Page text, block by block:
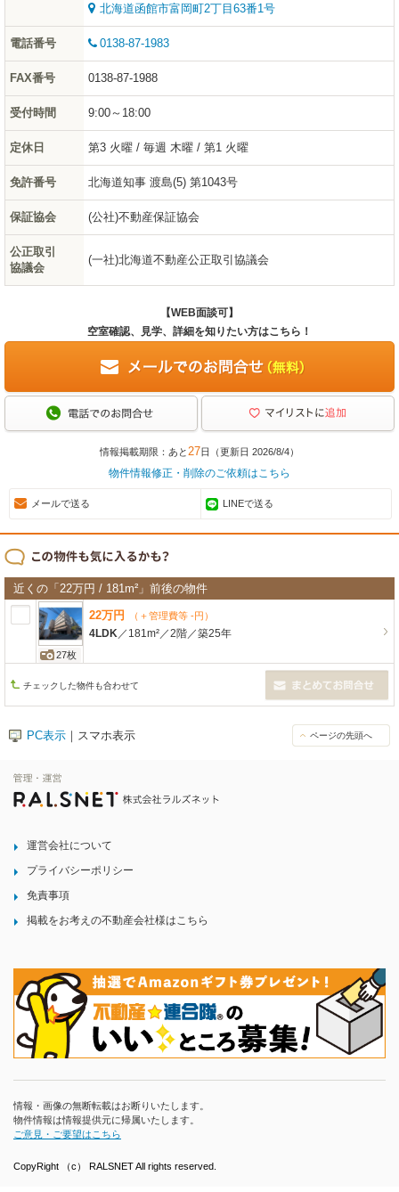
北海道函館市富岡町2丁目63番1号
電話番号 0138-87-1983
FAX番号 0138-87-1988
受付時間 9:00～18:00
定休日 第3 火曜 / 毎週 木曜 / 第1 火曜
免許番号 北海道知事 渡島(5) 第1043号
保証協会 (公社)不動産保証協会
公正取引
協議会
(一社)北海道不動産公正取引協議会
【WEB面談可】
空室確認、見学、詳細を知りたい方はこちら！
情報掲載期限：あと27日（更新日 2026/8/4）
物件情報修正・削除のご依頼はこちら
メールで送る LINEで送る
近くの「22万円 / 181m²」前後の物件
27枚
22万円 （＋管理費等 -円）
4LDK／ 181m²／2階／築25年
チェックした物件も合わせて
PC表示 ｜スマホ表示 ページの先頭へ
運営会社について
プライバシーポリシー
免責事項
掲載をお考えの不動産会社様はこちら
情報・画像の無断転載はお断りいたします。
物件情報は情報提供元に帰属いたします。
ご意見・ご要望はこちら
CopyRight （c） RALSNET All rights reserved.